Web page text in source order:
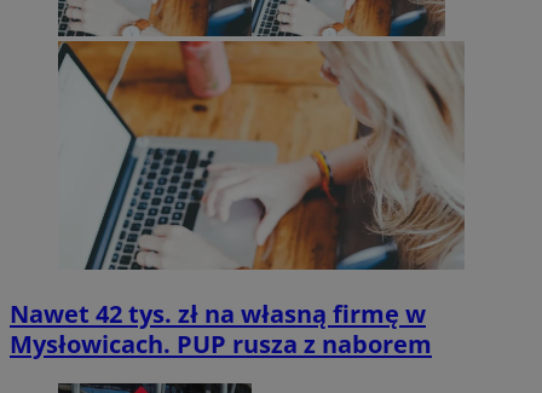
Nawet 42 tys. zł na własną firmę w
Mysłowicach. PUP rusza z naborem